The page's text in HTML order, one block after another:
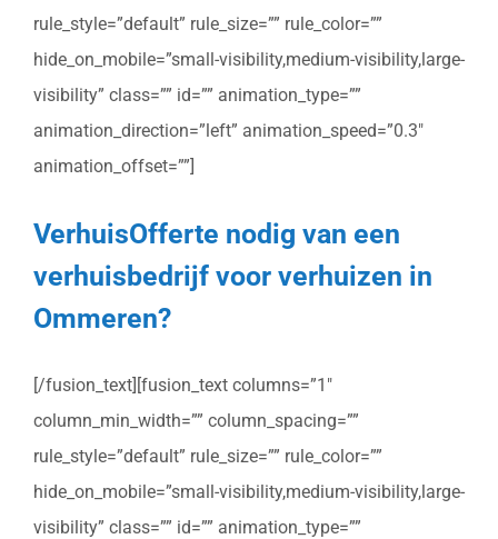
rule_style=”default” rule_size=”” rule_color=””
hide_on_mobile=”small-visibility,medium-visibility,large-
visibility” class=”” id=”” animation_type=””
animation_direction=”left” animation_speed=”0.3″
animation_offset=””]
VerhuisOfferte nodig van een
verhuisbedrijf voor verhuizen in
Ommeren?
[/fusion_text][fusion_text columns=”1″
column_min_width=”” column_spacing=””
rule_style=”default” rule_size=”” rule_color=””
hide_on_mobile=”small-visibility,medium-visibility,large-
visibility” class=”” id=”” animation_type=””